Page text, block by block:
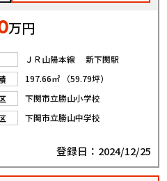
万円
ＪＲ山陽本線 新下関駅
197.66㎡ （59.79坪）
下関市立勝山小学校
下関市立勝山中学校
登録日：2024/12/25